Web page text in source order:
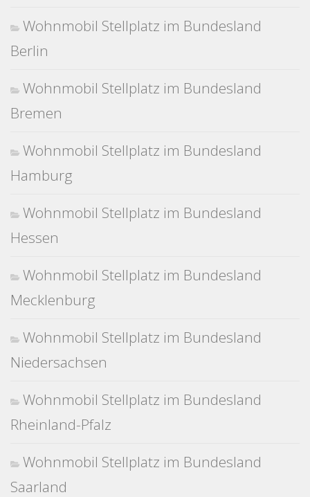
Wohnmobil Stellplatz im Bundesland
Berlin
Wohnmobil Stellplatz im Bundesland
Bremen
Wohnmobil Stellplatz im Bundesland
Hamburg
Wohnmobil Stellplatz im Bundesland
Hessen
Wohnmobil Stellplatz im Bundesland
Mecklenburg
Wohnmobil Stellplatz im Bundesland
Niedersachsen
Wohnmobil Stellplatz im Bundesland
Rheinland-Pfalz
Wohnmobil Stellplatz im Bundesland
Saarland